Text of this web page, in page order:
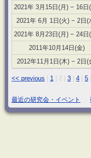
2021年 3月15日(月) − 16日
2021年 6月 1日(火) − 2日(
2021年 8月23日(月) − 24日
2011年10月14日(金)
2012年11月1日(木) − 2日(
<< previous 1 2 3 4 5
最近の研究会・イベント